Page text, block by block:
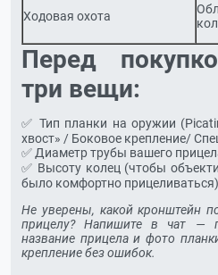
Ходовая охота
Перед
три вещи:
✅ Тип планки на оружии
хвост» / Боковое крепление/
✅ Диаметр трубы вашего
✅ Высоту колец (чтобы
было комфортно прицеливаться)
Не уверены, какой кронштейн
прицелу? Напишите в чат —
название прицела и фото
крепление без ошибок.